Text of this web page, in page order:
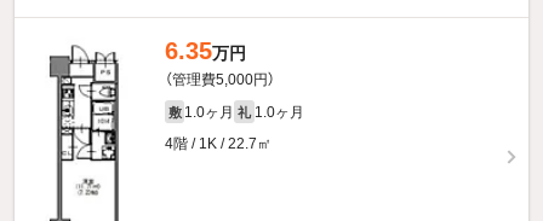
6.35万円
（管理費5,000円）
敷 1.0ヶ月 礼 1.0ヶ月
4階 / 1K / 22.7㎡